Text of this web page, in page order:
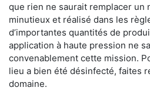
que rien ne saurait remplacer un
minutieux et réalisé dans les
d’importantes quantités de
application à haute pression ne
convenablement cette mission.
lieu a bien été désinfecté, faites
domaine.